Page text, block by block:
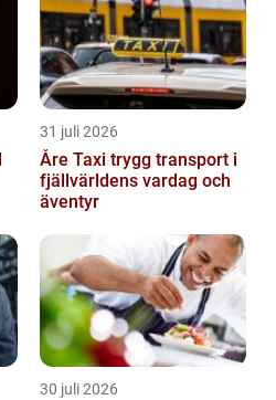
31 juli 2026
Åre Taxi trygg transport i
fjällvärldens vardag och
äventyr
30 juli 2026